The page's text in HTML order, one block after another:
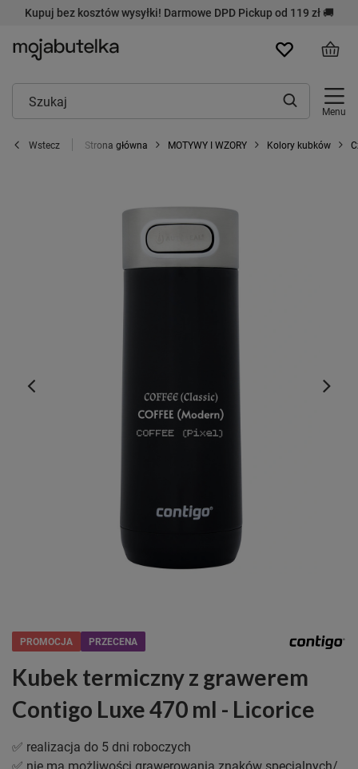
Kupuj bez kosztów wysyłki! Darmowe DPD Pickup od 119 zł 🚚
Menu
Wstecz Strona główna MOTYWY I WZORY Kolory kubków
PROMOCJA PRZECENA
Kubek termiczny z grawerem
Contigo Luxe 470 ml - Licorice
✅ realizacja do 5 dni roboczych
✅ nie ma możliwości grawerowania znaków specjalnych/